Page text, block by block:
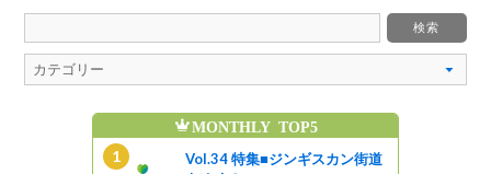
MONTHLY TOP5
Vol.34 特集■ジンギスカン街道